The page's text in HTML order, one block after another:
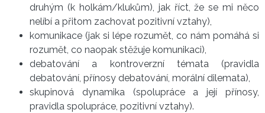
druhým (k holkám/klukům), jak říct, že se mi něco
nelíbí a přitom zachovat pozitivní vztahy),
komunikace (jak si lépe rozumět, co nám pomáhá si
rozumět, co naopak stěžuje komunikaci),
debatování a kontroverzní témata (pravidla
debatování, přínosy debatování, morální dilemata),
skupinová dynamika (spolupráce a její přínosy,
pravidla spolupráce, pozitivní vztahy).